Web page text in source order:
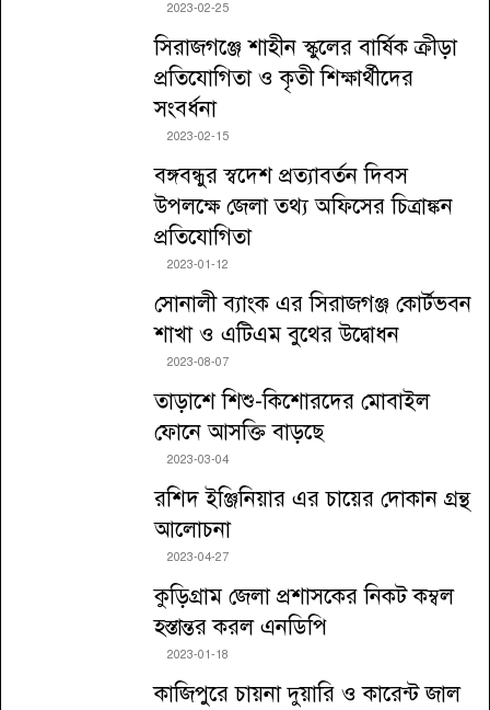
2023-02-25
সিরাজগঞ্জে শাহীন স্কুলের বার্ষিক ক্রীড়া
প্রতিযোগিতা ও কৃতী শিক্ষার্থীদের
সংবর্ধনা
2023-02-15
বঙ্গবন্ধুর স্বদেশ প্রত্যাবর্তন দিবস
উপলক্ষে জেলা তথ্য অফিসের চিত্রাঙ্কন
প্রতিযোগিতা
2023-01-12
সোনালী ব্যাংক এর সিরাজগঞ্জ কোর্টভবন
শাখা ও এটিএম বুথের উদ্বোধন
2023-08-07
তাড়াশে শিশু-কিশোরদের মোবাইল
ফোনে আসক্তি বাড়ছে
2023-03-04
রশিদ ইঞ্জিনিয়ার এর চায়ের দোকান গ্রন্থ
আলোচনা
2023-04-27
কুড়িগ্রাম জেলা প্রশাসকের নিকট কম্বল
হস্তান্তর করল এনডিপি
2023-01-18
কাজিপুরে চায়না দুয়ারি ও কারেন্ট জাল